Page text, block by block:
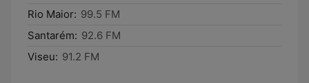
Rio Maior: 99.5 FM
Santarém: 92.6 FM
Viseu: 91.2 FM